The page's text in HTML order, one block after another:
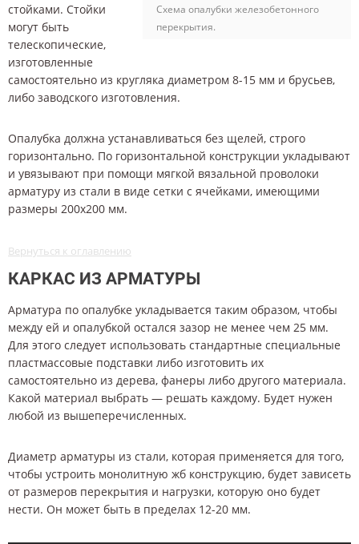
Схема опалубки железобетонного
перекрытия.
стойками. Стойки
могут быть
телескопические,
изготовленные
самостоятельно из кругляка диаметром 8-15 мм и брусьев,
либо заводского изготовления.
Опалубка должна устанавливаться без щелей, строго
горизонтально. По горизонтальной конструкции укладывают
и увязывают при помощи мягкой вязальной проволоки
арматуру из стали в виде сетки с ячейками, имеющими
размеры 200х200 мм.
Вернуться к оглавлению
КАРКАС ИЗ АРМАТУРЫ
Арматура по опалубке укладывается таким образом, чтобы
между ей и опалубкой остался зазор не менее чем 25 мм.
Для этого следует использовать стандартные специальные
пластмассовые подставки либо изготовить их
самостоятельно из дерева, фанеры либо другого материала.
Какой материал выбрать — решать каждому. Будет нужен
любой из вышеперечисленных.
Диаметр арматуры из стали, которая применяется для того,
чтобы устроить монолитную жб конструкцию, будет зависеть
от размеров перекрытия и нагрузки, которую оно будет
нести. Он может быть в пределах 12-20 мм.